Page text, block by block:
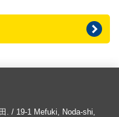
. / 19-1 Mefuki, Noda-shi,